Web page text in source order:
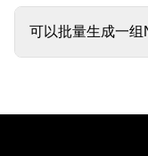
可以批量生成一组